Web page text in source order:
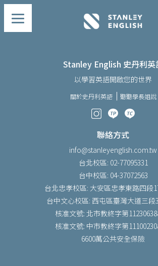
Stanley English 史丹利英
以學習英語開啟您的世界
關於史丹利英語 聽聽學長姐說
聯絡方式
info@stanleyenglish.com.tw
台北校區: 02-77095331
台中校區: 04-37072563
台北忠孝校區: 大安區忠孝東路四段
台中文心校區: 西屯區臺灣大道三段
核准文號: 北市教終字第
核准文號: 中市教終字第
6600萬公共安全保險